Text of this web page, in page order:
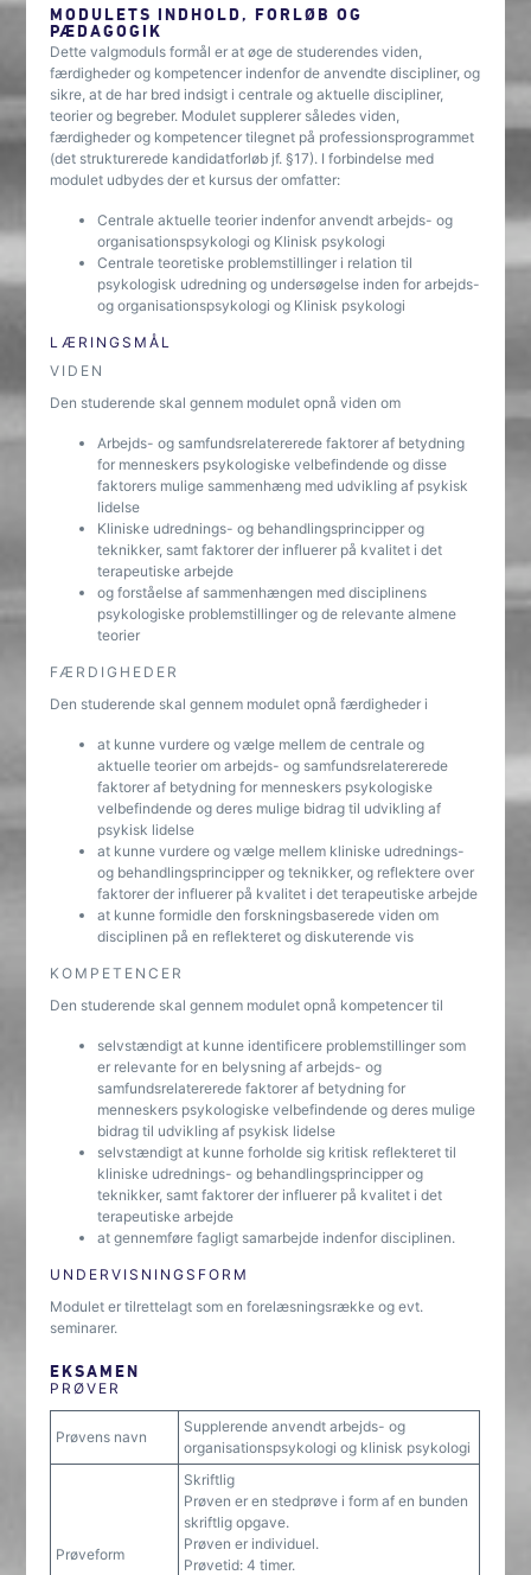
MODULETS INDHOLD, FORLØB OG
PÆDAGOGIK
Dette valgmoduls formål er at øge de studerendes viden,
færdigheder og kompetencer indenfor de anvendte discipliner, og
sikre, at de har bred indsigt i centrale og aktuelle discipliner,
teorier og begreber. Modulet supplerer således viden,
færdigheder og kompetencer tilegnet på professionsprogrammet
(det strukturerede kandidatforløb jf. §17). I forbindelse med
modulet udbydes der et kursus der omfatter:
Centrale aktuelle teorier indenfor anvendt arbejds- og
organisationspsykologi og Klinisk psykologi
Centrale teoretiske problemstillinger i relation til
psykologisk udredning og undersøgelse inden for arbejds-
og organisationspsykologi og Klinisk psykologi
LÆRINGSMÅL
VIDEN
Den studerende skal gennem modulet opnå viden om
Arbejds- og samfundsrelatererede faktorer af betydning
for menneskers psykologiske velbefindende og disse
faktorers mulige sammenhæng med udvikling af psykisk
lidelse
Kliniske udrednings- og behandlingsprincipper og
teknikker, samt faktorer der influerer på kvalitet i det
terapeutiske arbejde
og forståelse af sammenhængen med disciplinens
psykologiske problemstillinger og de relevante almene
teorier
FÆRDIGHEDER
Den studerende skal gennem modulet opnå færdigheder i
at kunne vurdere og vælge mellem de centrale og
aktuelle teorier om arbejds- og samfundsrelatererede
faktorer af betydning for menneskers psykologiske
velbefindende og deres mulige bidrag til udvikling af
psykisk lidelse
at kunne vurdere og vælge mellem kliniske udrednings-
og behandlingsprincipper og teknikker, og reflektere over
faktorer der influerer på kvalitet i det terapeutiske arbejde
at kunne formidle den forskningsbaserede viden om
disciplinen på en reflekteret og diskuterende vis
KOMPETENCER
Den studerende skal gennem modulet opnå kompetencer til
selvstændigt at kunne identificere problemstillinger som
er relevante for en belysning af arbejds- og
samfundsrelatererede faktorer af betydning for
menneskers psykologiske velbefindende og deres mulige
bidrag til udvikling af psykisk lidelse
selvstændigt at kunne forholde sig kritisk reflekteret til
kliniske udrednings- og behandlingsprincipper og
teknikker, samt faktorer der influerer på kvalitet i det
terapeutiske arbejde
at gennemføre fagligt samarbejde indenfor disciplinen.
UNDERVISNINGSFORM
Modulet er tilrettelagt som en forelæsningsrække og evt.
seminarer.
EKSAMEN
PRØVER
Prøvens navn
Supplerende anvendt arbejds- og
organisationspsykologi og klinisk psykologi
Prøveform
Skriftlig
Prøven er en stedprøve i form af en bunden
skriftlig opgave.
Prøven er individuel.
Prøvetid: 4 timer.